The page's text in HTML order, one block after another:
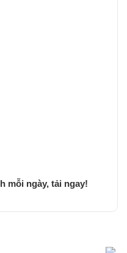
mỗi ngày, tải ngay!